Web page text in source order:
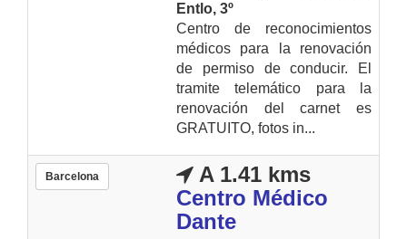
Entlo, 3º
Centro de reconocimientos
médicos para la renovación
de permiso de conducir. El
tramite telemático para la
renovación del carnet es
GRATUITO, fotos in...
Barcelona
A 1.41 kms
Centro Médico
Dante